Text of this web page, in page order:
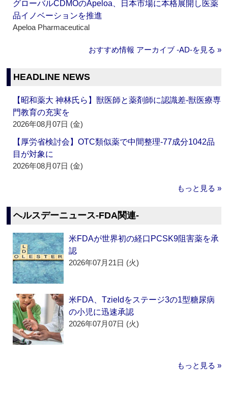
グローバルCDMOのApeloa、日本市場に本格展開し医薬
品イノベーションを推進
Apeloa Pharmaceutical
おすすめ情報 アーカイブ ‐AD‐を見る »
HEADLINE NEWS
【昭和薬大 神林氏ら】獣医師と薬剤師に認識差‐獣医療専
門教育の充実を
2026年08月07日 (金)
【厚労省検討会】OTC類似薬で中間整理‐77成分1042品
目が対象に
2026年08月07日 (金)
もっと見る »
ヘルスデーニュース‐FDA関連‐
米FDAが世界初の経口PCSK9阻害薬を承
認
2026年07月21日 (火)
米FDA、Tzieldをステージ3の1型糖尿病
の小児に迅速承認
2026年07月07日 (火)
もっと見る »